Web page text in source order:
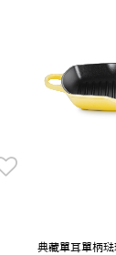
典藏單耳單柄